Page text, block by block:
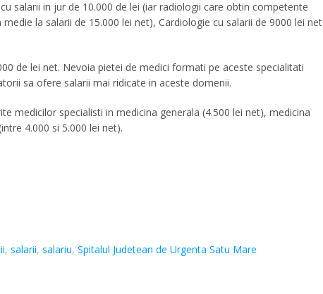
salarii in jur de 10.000 de lei (iar radiologii care obtin competente
la salarii de 15.000 lei net), Cardiologie cu salarii de 9000 lei net
de lei net. Nevoia pietei de medici formati pe aceste specialitati
sa ofere salarii mai ridicate in aceste domenii.
medicilor specialisti in medicina generala (4.500 lei net), medicina
4.000 si 5.000 lei net).
, salarii, salariu, Spitalul Judetean de Urgenta Satu Mare